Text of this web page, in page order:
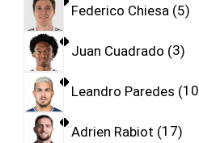
Federico Chiesa 5
Juan Cuadrado 3
Leandro Paredes 10
Adrien Rabiot 17